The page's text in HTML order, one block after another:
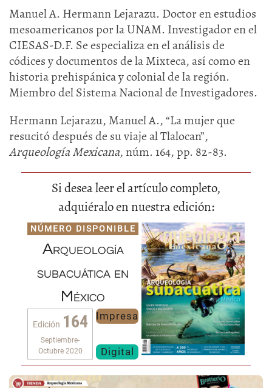
Manuel A. Hermann Lejarazu. Doctor en estudios
mesoamericanos por la UNAM. Investigador en el
CIESAS-D.F. Se especializa en el análisis de
códices y documentos de la Mixteca, así como en
historia prehispánica y colonial de la región.
Miembro del Sistema Nacional de Investigadores.
Hermann Lejarazu, Manuel A., “La mujer que
resucitó después de su viaje al Tlalocan”,
Arqueología Mexicana, núm. 164, pp. 82-83.
Si desea leer el artículo completo,
adquiéralo en nuestra edición:
NÚMERO DISPONIBLE
Arqueología
subacuática en
México
Edición 164
Septiembre-
Octubre 2020
Impresa
Digital